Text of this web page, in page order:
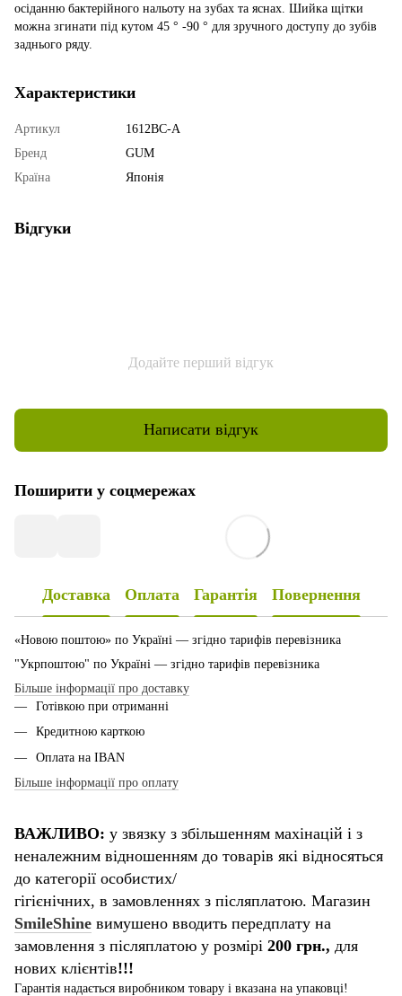
осіданню бактерійного нальоту на зубах та яснах. Шийка щітки
можна згинати під кутом 45 ° -90 ° для зручного доступу до зубів
заднього ряду.
Характеристики
Артикул
1612BC-A
Бренд
GUM
Країна
Японія
Відгуки
Додайте перший відгук
Написати відгук
Поширити у соцмережах
Доставка Оплата Гарантія Повернення
«Новою поштою» по Україні — згідно тарифів перевізника
"Укрпоштою" по Україні — згідно тарифів перевізника
Більше інформації про доставку
Готівкою при отриманні
Кредитною карткою
Оплата на IBAN
Більше інформації про оплату
ВАЖЛИВО: у звязку з збільшенням махінацій і з
неналежним відношенням до товарів які відносяться
до категорії особистих/
гігієнічних, в замовленнях з післяплатою. Магазин
SmileShine вимушено вводить передплату на
замовлення з післяплатою у розмірі 200 грн., для
нових клієнтів!!!
Гарантія надається виробником товару і вказана на упаковці!